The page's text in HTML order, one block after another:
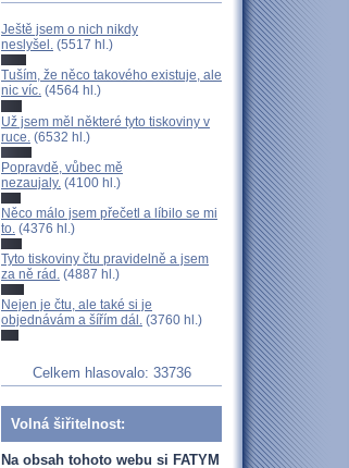
Ještě jsem o nich nikdy
neslyšel. (5517 hl.)
Tuším, že něco takového existuje, ale
nic víc. (4564 hl.)
Už jsem měl některé tyto tiskoviny v
ruce. (6532 hl.)
Popravdě, vůbec mě
nezaujaly. (4100 hl.)
Něco málo jsem přečetl a líbilo se mi
to. (4376 hl.)
Tyto tiskoviny čtu pravidelně a jsem
za ně rád. (4887 hl.)
Nejen je čtu, ale také si je
objednávám a šířím dál. (3760 hl.)
Celkem hlasovalo: 33736
Volná šiřitelnost:
Na obsah tohoto webu si FATYM